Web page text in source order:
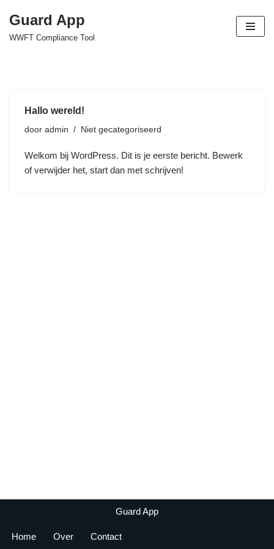
Ga
Guard App
WWFT Compliance Tool
Hallo wereld!
door admin Niet gecategoriseerd
Welkom bij WordPress. Dit is je eerste bericht. Bewerk
of verwijder het, start dan met schrijven!
Guard App
Home Over Contact